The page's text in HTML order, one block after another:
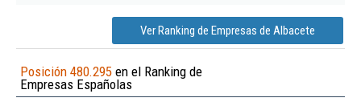
Ver Ranking de Empresas de Albacete
Posición 480.295 en el Ranking de
Empresas Españolas